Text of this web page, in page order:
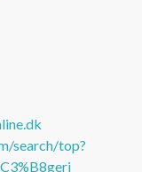
search/top?